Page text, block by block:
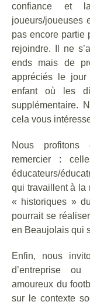
confiance et
joueurs/joueuses
pas encore partie
rejoindre. Il ne
ends mais de
appréciés le jour
enfant où les
supplémentaire.
cela vous
Nous profitons
remercier :
éducateurs/
qui travaillent à la
« historiques »
pourrait se
en Beaujolais qui
Enfin, nous
d’entreprise ou
amoureux du
sur le contexte